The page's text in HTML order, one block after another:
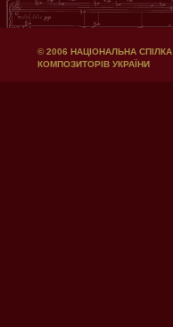
© 2006 НАЦІОНАЛЬНА СПІЛКА
КОМПОЗИТОРІВ УКРАЇНИ